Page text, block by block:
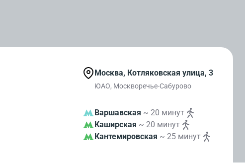
Москва, Котляковская улица, 3
ЮАО, Москворечье-Сабурово
Варшавская ~ 20 минут
Каширская ~ 20 минут
Кантемировская ~ 25 минут